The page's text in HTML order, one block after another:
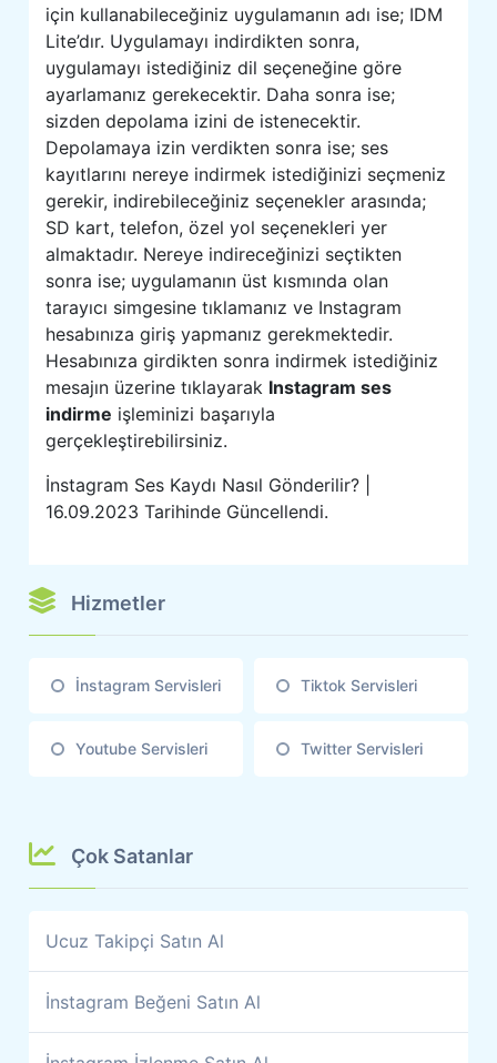
için kullanabileceğiniz uygulamanın adı ise; IDM
Lite’dır. Uygulamayı indirdikten sonra,
uygulamayı istediğiniz dil seçeneğine göre
ayarlamanız gerekecektir. Daha sonra ise;
sizden depolama izini de istenecektir.
Depolamaya izin verdikten sonra ise; ses
kayıtlarını nereye indirmek istediğinizi seçmeniz
gerekir, indirebileceğiniz seçenekler arasında;
SD kart, telefon, özel yol seçenekleri yer
almaktadır. Nereye indireceğinizi seçtikten
sonra ise; uygulamanın üst kısmında olan
tarayıcı simgesine tıklamanız ve Instagram
hesabınıza giriş yapmanız gerekmektedir.
Hesabınıza girdikten sonra indirmek istediğiniz
mesajın üzerine tıklayarak Instagram ses
indirme işleminizi başarıyla
gerçekleştirebilirsiniz.
İnstagram Ses Kaydı Nasıl Gönderilir? |
16.09.2023 Tarihinde Güncellendi.
Hizmetler
İnstagram Servisleri Tiktok Servisleri
Youtube Servisleri Twitter Servisleri
Çok Satanlar
Ucuz Takipçi Satın Al
İnstagram Beğeni Satın Al